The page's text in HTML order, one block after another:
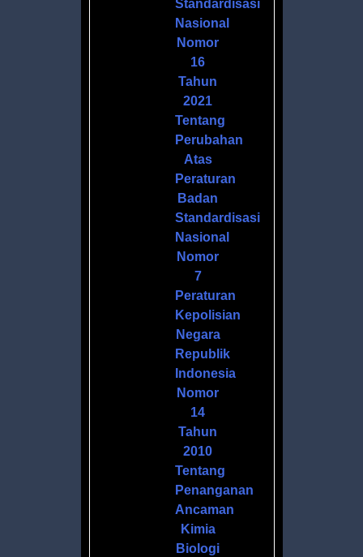
Standardisasi
Nasional
Nomor
16
Tahun
2021
Tentang
Perubahan
Atas
Peraturan
Badan
Standardisasi
Nasional
Nomor
7
Peraturan
Kepolisian
Negara
Republik
Indonesia
Nomor
14
Tahun
2010
Tentang
Penanganan
Ancaman
Kimia
Biologi